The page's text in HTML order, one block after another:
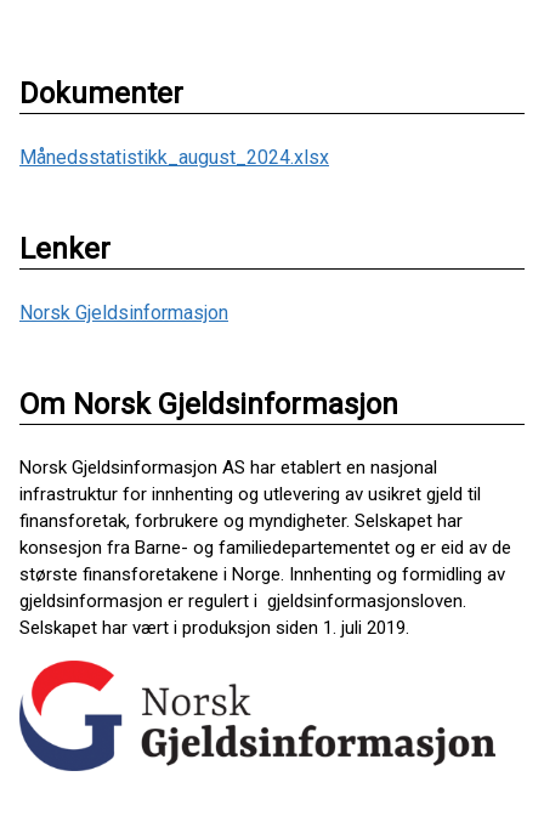
Dokumenter
Månedsstatistikk_august_2024.xlsx
Lenker
Norsk Gjeldsinformasjon
Om Norsk Gjeldsinformasjon
Norsk Gjeldsinformasjon AS har etablert en nasjonal
infrastruktur for innhenting og utlevering av usikret gjeld til
finansforetak, forbrukere og myndigheter. Selskapet har
konsesjon fra Barne- og familiedepartementet og er eid av de
største finansforetakene i Norge. Innhenting og formidling av
gjeldsinformasjon er regulert i gjeldsinformasjonsloven.
Selskapet har vært i produksjon siden 1. juli 2019.